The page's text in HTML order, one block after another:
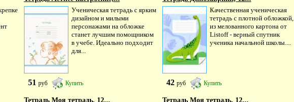
Ученическая тетрадь с ярким
дизайном и милыми
персонажами на обложке
станет лучшим помощником
в учебе. Идеально подходит
для...
51 руб Купить
Качественная ученическая
тетрадь с плотной обложкой,
из мелованного картона от
Listoff - верный спутник
ученика начальной школы....
42руб Купить
Тетрадь Моя тетрадь, 12...
Тетрадь Моя тетрадь, 12...